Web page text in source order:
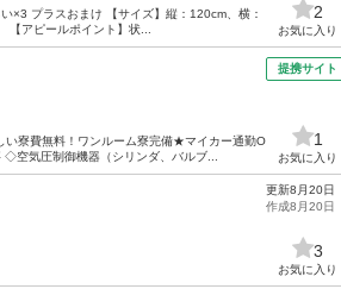
×3 プラスおまけ 【サイズ】縦：120cm、横：
アピールポイント】状...
2
お気に入り
寮費無料！ワンルーム寮完備★マイカー通勤O
空気圧制御機器（シリンダ、バルブ...
提携サイト
1
お気に入り
更新8月20日
作成8月20日
3
お気に入り